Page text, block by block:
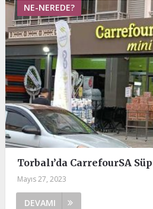
NE-NEREDE?
Torbalı’da CarrefourSA
Mayıs 27, 2023
DEVAMI